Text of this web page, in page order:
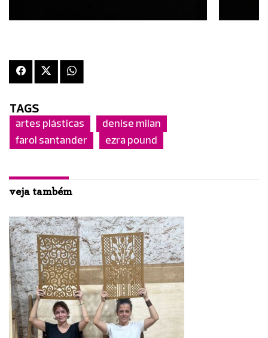
TAGS
artes plásticas
denise milan
farol santander
ezra pound
veja também